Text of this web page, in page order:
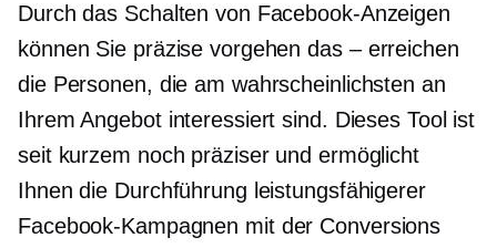
Durch das Schalten von Facebook-Anzeigen
können Sie präzise vorgehendas – erreichen
die Personen, die am wahrscheinlichsten an
Ihrem Angebot interessiert sind. Dieses Tool ist
seit kurzem noch präziser und ermöglicht
Ihnen die Durchführung leistungsfähigerer
Facebook-Kampagnen mit der Conversions